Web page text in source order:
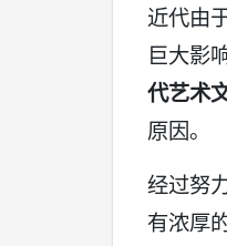
近代由
巨大影
代艺术
原因。
经过努
有浓厚